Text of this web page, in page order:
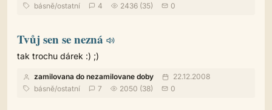
básně/ostatní 4 2436 (35) 0
Tvůj sen se nezná
tak trochu dárek :) ;)
zamilovana do nezamilovane doby
22.12.2008
básně/ostatní 7 2050 (38) 0